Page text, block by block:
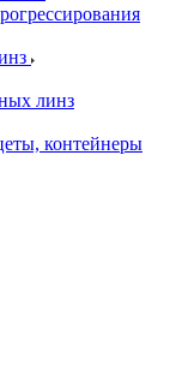
линз
контейнеры